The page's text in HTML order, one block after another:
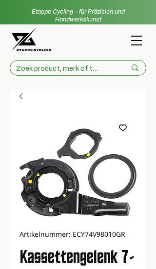
Etappe Cycling – für Präzision und
Handwerkskunst
Artikelnummer: ECY74V98010GR
Kassettengelenk 7-